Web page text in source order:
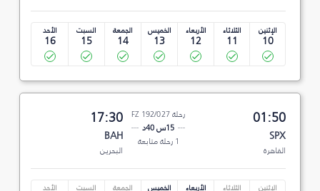
الإثنين
10
الثلاثاء
11
الأربعاء
12
الخميس
13
الجمعة
14
السبت
15
الأحد
16
01:50
SPX
القاهرة
رحلة FZ 192/027
15س 40د
1 رحلة متابعة
17:30
BAH
البحرين
الإثنين الثلاثاء الأربعاء الخميس الجمعة السبت الأحد